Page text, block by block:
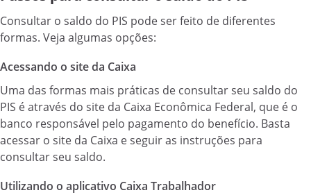
Consultar o saldo do PIS pode ser feito de diferentes
formas. Veja algumas opções:
Acessando o site da Caixa
Uma das formas mais práticas de consultar seu saldo do
PIS é através do site da Caixa Econômica Federal, que é o
banco responsável pelo pagamento do benefício. Basta
acessar o site da Caixa e seguir as instruções para
consultar seu saldo.
Utilizando o aplicativo Caixa Trabalhador